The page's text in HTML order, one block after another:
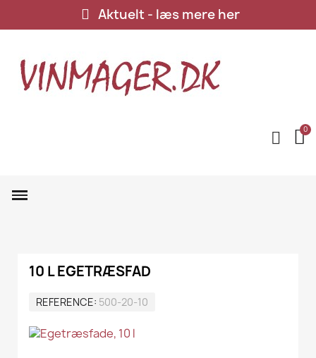
Aktuelt - læs mere her
10 L EGETRÆSFAD
REFERENCE 500-20-10